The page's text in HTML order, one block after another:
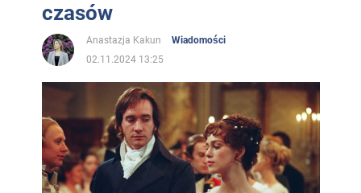
czasów
Anastazja Kakun
Wiadomości
02.11.2024 13:25